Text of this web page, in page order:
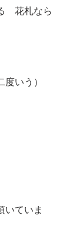
　花札なら
いう）
いていま